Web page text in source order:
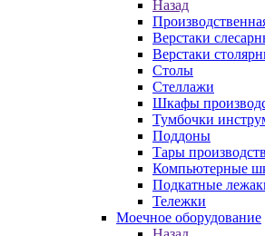
Назад
Верстаки
Верстаки
Столы
Стеллажи
Шкафы
Тумбочки
Поддоны
Тары
Компьютерные
Подкатные
Тележки
Моечное оборудование